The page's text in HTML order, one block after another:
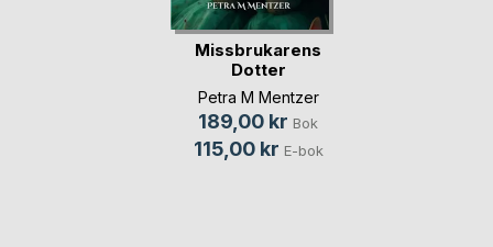
Missbrukarens
Dotter
Petra M Mentzer
189,00 kr Bok
115,00 kr E-bok